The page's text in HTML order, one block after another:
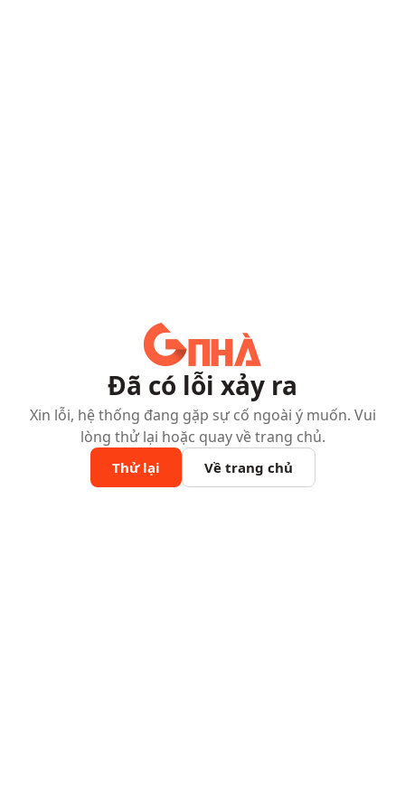
Đã có lỗi xảy ra
Xin lỗi, hệ thống đang gặp sự cố ngoài ý muốn. Vui
lòng thử lại hoặc quay về trang chủ.
Thử lại Về trang chủ